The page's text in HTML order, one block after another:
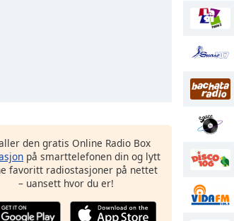
den gratis Online Radio Box
på smarttelefonen din og lytt
favoritt radiostasjoner på nettet
– uansett hvor du er!